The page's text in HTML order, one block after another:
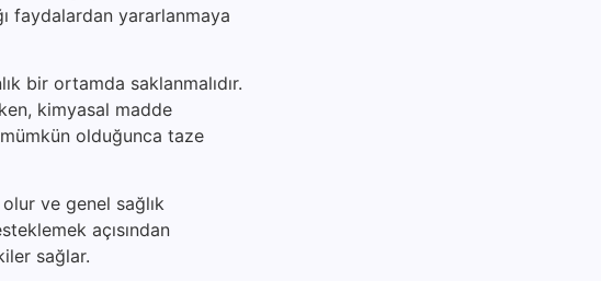
faydalardan yararlanmaya
bir ortamda saklanmalıdır.
kimyasal madde
olduğunca taze
ve genel sağlık
açısından
sağlar.